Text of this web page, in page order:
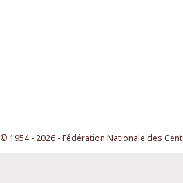
© 1954 - 2026 - Fédération Nationale des